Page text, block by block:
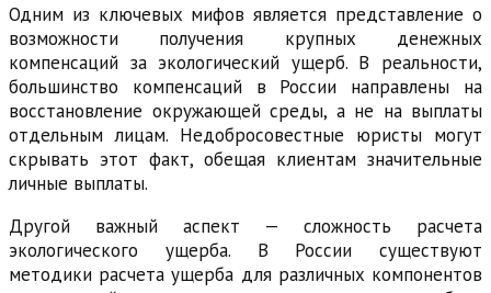
Одним из ключевых мифов является представление о
возможности получения крупных денежных
компенсаций за экологический ущерб. В реальности,
большинство компенсаций в России направлены на
восстановление окружающей среды, а не на выплаты
отдельным лицам. Недобросовестные юристы могут
скрывать этот факт, обещая клиентам значительные
личные выплаты.
Другой важный аспект — сложность расчета
экологического ущерба. В России существуют
методики расчета ущерба для различных компонентов